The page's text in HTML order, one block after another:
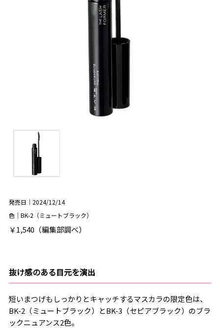
発売日｜2024/12/14
色｜BK-2（ミュートブラック）
￥1,540（編集部調べ）
抜け感のある目元を演出
短いまつげもしっかりとキャッチするマスカラの限定色は、
BK-2（ミュートブラック）とBK-3（セピアブラック）のブラ
ックニュアンス2色。